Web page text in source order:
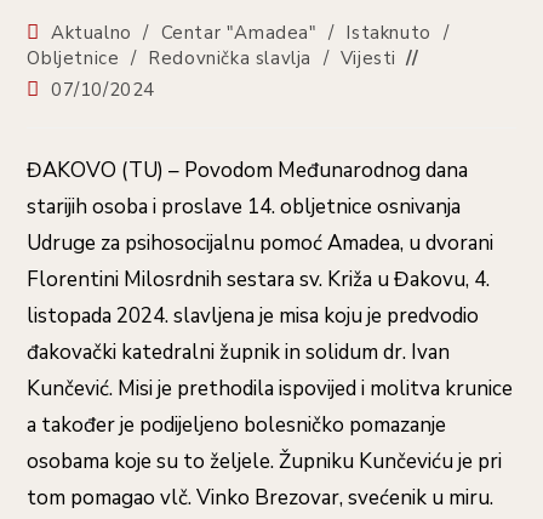
Kategorija
objave:
Aktualno / Centar "Amadea" / Istaknuto /
Obljetnice / Redovnička slavlja / Vijesti
Objava
07/10/2024
ĐAKOVO (TU) – Povodom Međunarodnog dana
starijih osoba i proslave 14. obljetnice osnivanja
Udruge za psihosocijalnu pomoć Amadea, u dvorani
Florentini Milosrdnih sestara sv. Križa u Đakovu, 4.
listopada 2024. slavljena je misa koju je predvodio
đakovački katedralni župnik in solidum dr. Ivan
Kunčević. Misi je prethodila ispovijed i molitva krunice
a također je podijeljeno bolesničko pomazanje
osobama koje su to željele. Župniku Kunčeviću je pri
tom pomagao vlč. Vinko Brezovar, svećenik u miru.